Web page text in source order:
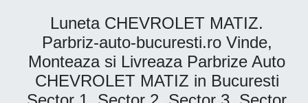
Luneta CHEVROLET MATIZ.
Parbriz-auto-bucuresti.ro Vinde,
Monteaza si Livreaza Parbrize Auto
CHEVROLET MATIZ in Bucuresti